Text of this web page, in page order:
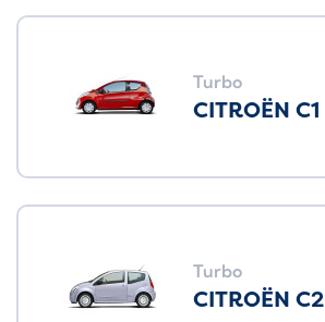
Turbo
CITROËN C1
Turbo
CITROËN C2